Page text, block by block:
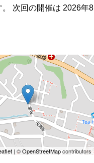
次回の開催は 2026年8
| ©OpenStreetMapcontributors